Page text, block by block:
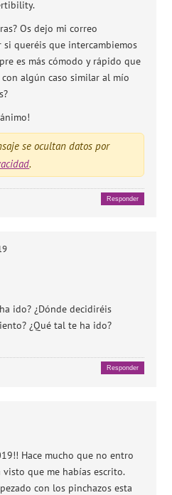
Os dejo mi correo
si queréis que intercambiemos
es más cómodo y rápido que
algún caso similar al mío
se ocultan datos por
.
Responder
ido? ¿Dónde decidiréis
¿Qué tal te ha ido?
Responder
Hace mucho que no entro
que me habías escrito.
con los pinchazos esta